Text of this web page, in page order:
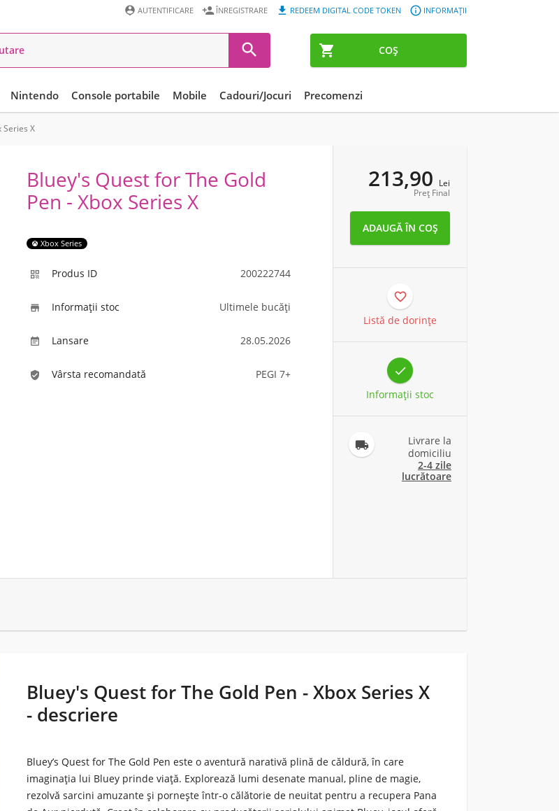
 COȘ
 INFORMAȚII
 REDEEM DIGITAL CODE TOKEN
ÎNREGISTRARE
 AUTENTIFICARE

Nintendo Console portabile Mobile Cadouri/Jocuri Precomenzi
Series X
Bluey's Quest for The Gold
Pen - Xbox Series X
Xbox Series
 Produs ID 200222744
 Informaţii stoc Ultimele bucăți
 Lansare 28.05.2026
verified_user Vârsta recomandată PEGI 7+
213,90 Lei
Preț Final

Listă de dorințe

Informaţii stoc

Livrare la
domiciliu
2-4 zile
lucrătoare
Bluey's Quest for The Gold Pen - Xbox Series X
- descriere
Bluey’s Quest for The Gold Pen este o aventură narativă plină de căldură, în care
imaginația lui Bluey prinde viață. Explorează lumi desenate manual, pline de magie,
rezolvă sarcini amuzante și pornește într-o călătorie de neuitat pentru a recupera Pana